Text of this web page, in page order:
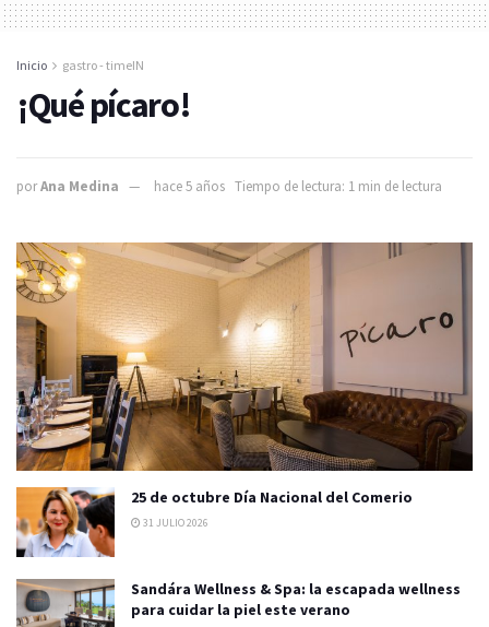
Inicio gastro - timeIN
¡Qué pícaro!
porAna Medina hace 5 años Tiempo de lectura: 1 min de lectura
25 de octubre Día Nacional del Comerio
31 JULIO 2026
Sandára Wellness & Spa: la escapada wellness
para cuidar la piel este verano